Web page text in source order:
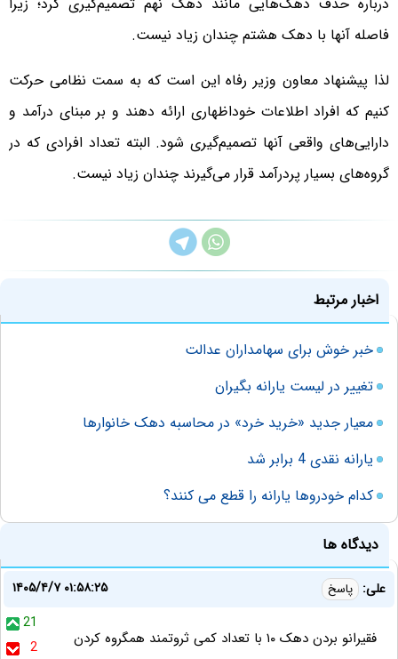
فاصله آنها با دهک هشتم چندان زیاد نیست.
لذا پیشنهاد معاون وزیر رفاه این است که به سمت نظامی حرکت
کنیم که افراد اطلاعات خوداظهاری ارائه دهند و بر مبنای درآمد و
دارایی‌های واقعی آنها تصمیم‌گیری شود. البته تعداد افرادی که در
گروه‌های بسیار پردرآمد قرار می‌گیرند چندان زیاد نیست.
اخبار مرتبط
خبر خوش برای سهامداران عدالت
تغییر در لیست یارانه بگیران
معیار جدید «خرید خرد» در محاسبه دهک خانوارها
یارانه نقدی 4 برابر شد
کدام خودروها یارانه را قطع می کنند؟
دیدگاه ها
علی: پاسخ
۱۴۰۵/۴/۷ ۰۱:۵۸:۲۵
21
2
فقیرانو بردن دهک ۱۰ با تعداد کمی ثروتمند همگروه کردن